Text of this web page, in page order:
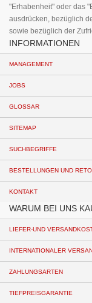
"Erhabenheit" oder das
ausdrücken, bezüglich
sowie bezüglich der
INFORMATIONEN
MANAGEMENT
JOBS
GLOSSAR
SITEMAP
SUCHBEGRIFFE
BESTELLUNGEN UND
KONTAKT
WARUM BEI UNS
LIEFER-UND
INTERNATIONALER
ZAHLUNGSARTEN
TIEFPREISGARANTIE